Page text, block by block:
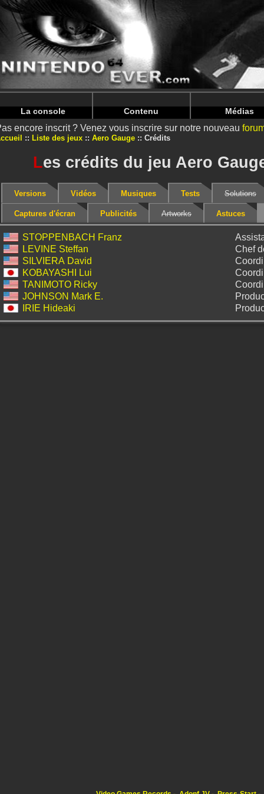
Warning: Undefined array key "HTTP_REFERER" in /
Warning: Undefined array key "HTTP_REFERER" in /
La console Contenu Médias
encore inscrit ? Venez vous inscrire sur notre nouveau
Liste des jeux Aero Gauge Crédits
Les crédits du jeu Aero
Versions Vidéos Musiques Tests Solutions
Captures d'écran Publicités Artworks Astuces
STOPPENBACH Franz
LEVINE Steffan
Chef
SILVIERA David
KOBAYASHI Lui
TANIMOTO Ricky
JOHNSON Mark E.
IRIE Hideaki